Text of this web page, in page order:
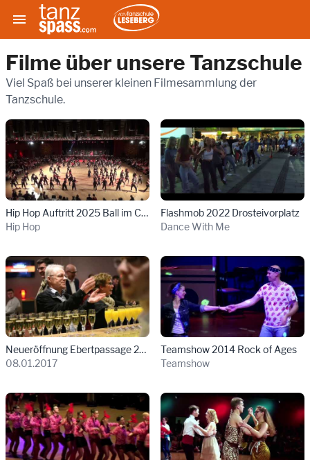

Filme über unsere Tanzschule
Viel Spaß bei unserer kleinen Filmesammlung der
Tanzschule.
Hip Hop Auftritt 2025 Ball im CCH
Hip Hop
Details für
Flashmob 2022 Drosteivorplatz
Dance With Me
Details für Neueröffnung Ebertpassage 2017
Neueröffnung Ebertpassage 2017
08.01.2017
Details für
Teamshow 2014 Rock of Ages
Teamshow
Details für